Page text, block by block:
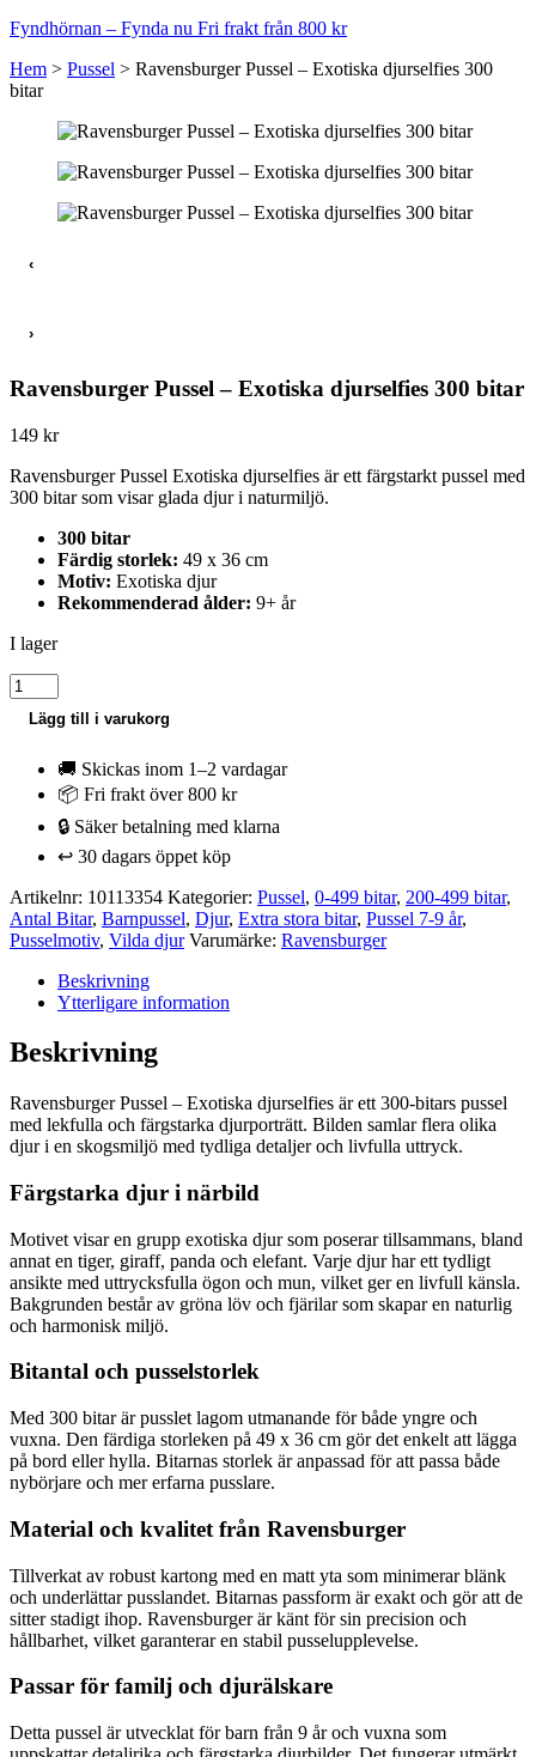
Fyndhörnan – Fynda nu Fri frakt från 800 kr
Hem > Pussel > Ravensburger Pussel – Exotiska djurselfies 300
bitar
‹
›
Ravensburger Pussel – Exotiska djurselfies 300 bitar
149 kr
Ravensburger Pussel Exotiska djurselfies är ett färgstarkt pussel med
300 bitar som visar glada djur i naturmiljö.
300 bitar
Färdig storlek: 49 x 36 cm
Motiv: Exotiska djur
Rekommenderad ålder: 9+ år
I lager
Ravensburger
Pussel
djurselfies
mängd
Lägg till i varukorg
🚚 Skickas inom 1–2 vardagar
📦 Fri frakt över 800 kr
🔒 Säker betalning med klarna
↩️ 30 dagars öppet köp
Artikelnr: 10113354 Kategorier: Pussel, 0-499 bitar, 200-499 bitar,
Antal Bitar, Barnpussel, Djur, Extra stora bitar, Pussel 7-9 år,
Pusselmotiv, Vilda djur Varumärke: Ravensburger
Beskrivning
Ytterligare information
Beskrivning
Ravensburger Pussel – Exotiska djurselfies är ett 300-bitars pussel
med lekfulla och färgstarka djurporträtt. Bilden samlar flera olika
djur i en skogsmiljö med tydliga detaljer och livfulla uttryck.
Färgstarka djur i närbild
Motivet visar en grupp exotiska djur som poserar tillsammans, bland
annat en tiger, giraff, panda och elefant. Varje djur har ett tydligt
ansikte med uttrycksfulla ögon och mun, vilket ger en livfull känsla.
Bakgrunden består av gröna löv och fjärilar som skapar en naturlig
och harmonisk miljö.
Bitantal och pusselstorlek
Med 300 bitar är pusslet lagom utmanande för både yngre och
vuxna. Den färdiga storleken på 49 x 36 cm gör det enkelt att lägga
på bord eller hylla. Bitarnas storlek är anpassad för att passa både
nybörjare och mer erfarna pusslare.
Material och kvalitet från Ravensburger
Tillverkat av robust kartong med en matt yta som minimerar blänk
och underlättar pusslandet. Bitarnas passform är exakt och gör att de
sitter stadigt ihop. Ravensburger är känt för sin precision och
hållbarhet, vilket garanterar en stabil pusselupplevelse.
Passar för familj och djurälskare
Detta pussel är utvecklat för barn från 9 år och vuxna som